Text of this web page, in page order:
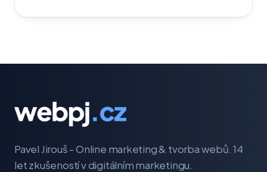
Pavel Jirouš - Online marketing & tvorba webů. 14
let zkušeností v digitálním marketingu.